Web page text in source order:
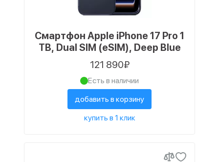
Смартфон Apple iPhone 17 Pro 1
TB, Dual SIM (eSIM), Deep Blue
121 890₽
Есть в наличии
добавить в корзину
купить в 1 клик